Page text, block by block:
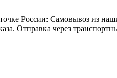
России: Самовывоз из
Отправка через